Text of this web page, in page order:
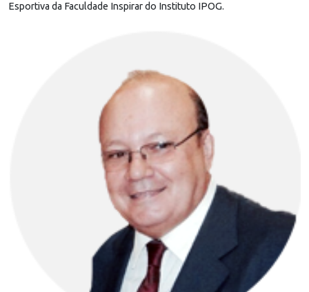
Esportiva da Faculdade Inspirar do Instituto IPOG.